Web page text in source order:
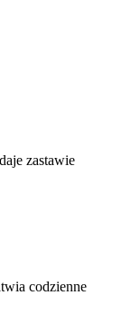
zastawie
codzienne